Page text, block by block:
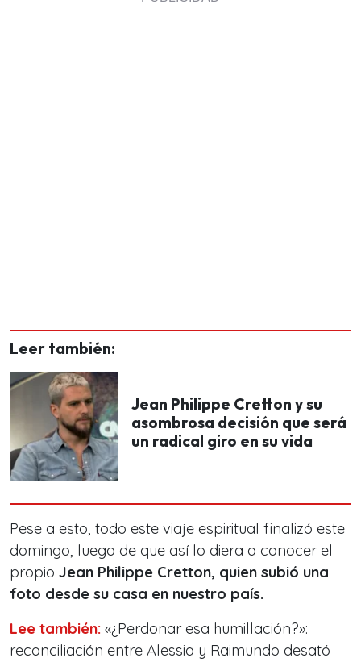
Leer también:
Jean Philippe Cretton y su
asombrosa decisión que será
un radical giro en su vida
Pese a esto, todo este viaje espiritual finalizó este
domingo, luego de que así lo diera a conocer el
propio Jean Philippe Cretton, quien subió una
foto desde su casa en nuestro país.
Lee también: «¿Perdonar esa humillación?»:
reconciliación entre Alessia y Raimundo desató